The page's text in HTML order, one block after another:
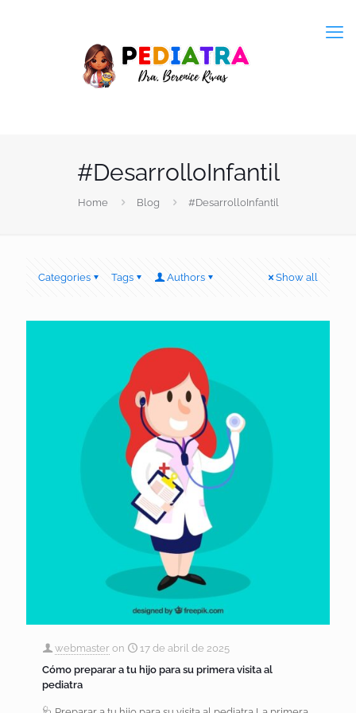
#DesarrolloInfantil
Home Blog #DesarrolloInfantil
Categories Tags Authors Show all
webmaster on
17 de abril de 2025
Cómo preparar a tu hijo para su primera visita al
pediatra